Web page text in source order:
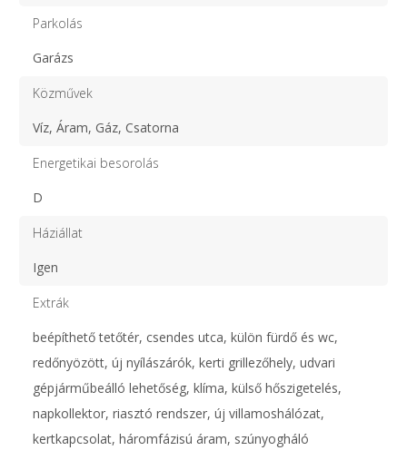
Parkolás
Garázs
Közművek
Víz, Áram, Gáz, Csatorna
Energetikai besorolás
D
Háziállat
Igen
Extrák
beépíthető tetőtér, csendes utca, külön fürdő és wc,
redőnyözött, új nyílászárók, kerti grillezőhely, udvari
gépjárműbeálló lehetőség, klíma, külső hőszigetelés,
napkollektor, riasztó rendszer, új villamoshálózat,
kertkapcsolat, háromfázisú áram, szúnyogháló